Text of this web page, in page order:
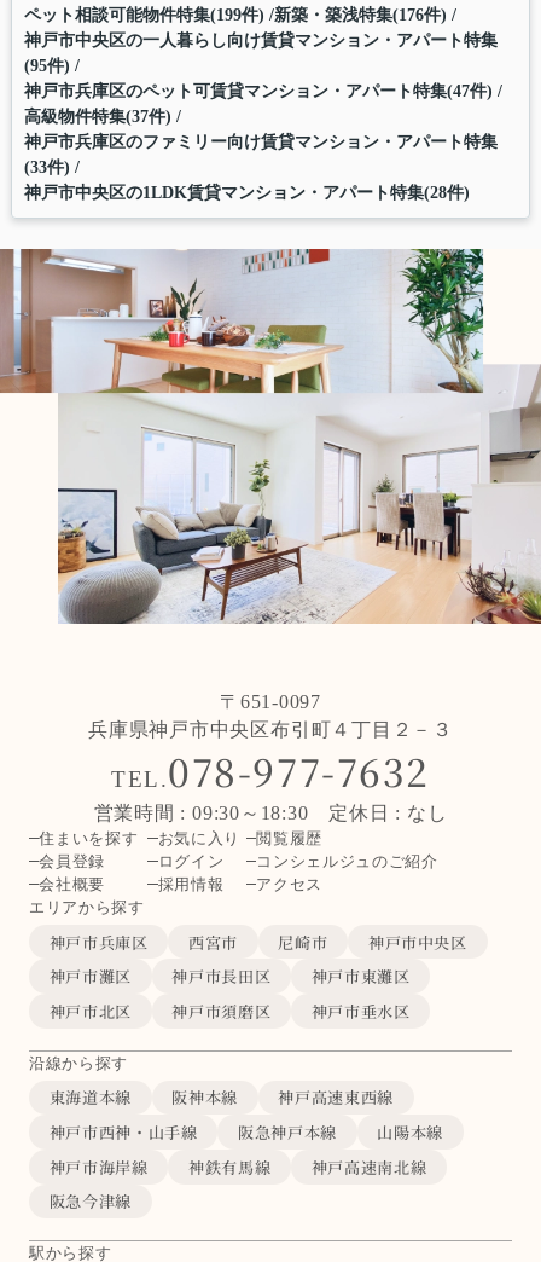
ペット相談可能物件特集(199件) 新築・築浅特集(176件)
神戸市中央区の一人暮らし向け賃貸マンション・アパート特集
(95件)
神戸市兵庫区のペット可賃貸マンション・アパート特集(47件)
高級物件特集(37件)
神戸市兵庫区のファミリー向け賃貸マンション・アパート特集
(33件)
神戸市中央区の1LDK賃貸マンション・アパート特集(28件)
〒651-0097
兵庫県神戸市中央区布引町４丁目２－３
TEL.078-977-7632
営業時間 : 09:30～18:30 定休日 : なし
住まいを探す お気に入り
閲覧履歴
会員登録
ログイン
コンシェルジュのご紹介
会社概要
採用情報
アクセス
エリアから探す
神戸市兵庫区 西宮市 尼崎市
神戸市中央区
神戸市灘区
神戸市長田区
神戸市東灘区
神戸市北区
神戸市須磨区 神戸市垂水区
沿線から探す
東海道本線 阪神本線
神戸高速東西線
神戸市西神・山手線
阪急神戸本線
山陽本線
神戸市海岸線
神鉄有馬線
神戸高速南北線
阪急今津線
駅から探す